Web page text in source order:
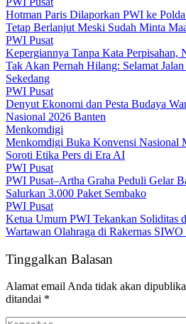
Hotman Paris Dilaporkan PWI ke
Tetap Berlanjut Meski Sudah Minta
PWI Pusat
Kepergiannya Tanpa Kata Perpisahan,
Tak Akan Pernah Hilang: Selamat
Sekedang
PWI Pusat
Denyut Ekonomi dan Pesta Budaya
Nasional 2026 Banten
Menkomdigi
Menkomdigi Buka Konvensi Nasional
Soroti Etika Pers di Era AI
PWI Pusat
PWI Pusat–Artha Graha Peduli Gelar
Salurkan 3.000 Paket Sembako
PWI Pusat
Ketua Umum PWI Tekankan Soliditas
Wartawan Olahraga di Rakernas SIWO
Tinggalkan Balasan
Alamat email Anda tidak akan
ditandai *